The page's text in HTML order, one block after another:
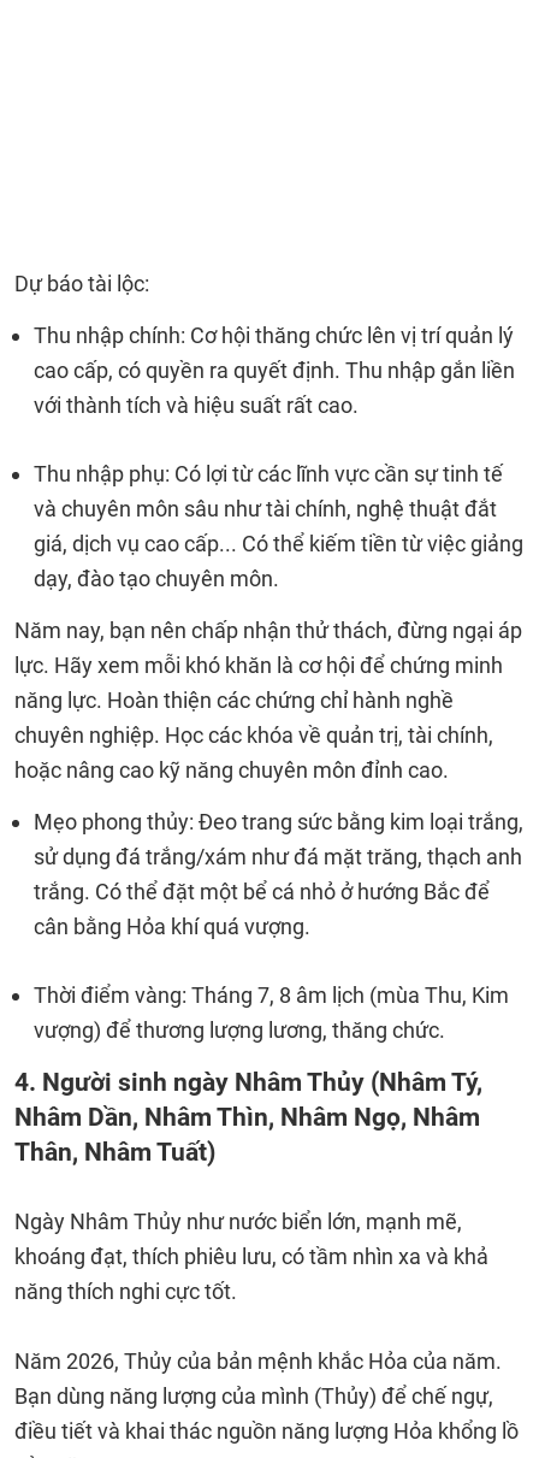
Dự báo tài lộc:
Thu nhập chính: Cơ hội thăng chức lên vị trí quản lý
cao cấp, có quyền ra quyết định. Thu nhập gắn liền
với thành tích và hiệu suất rất cao.
Thu nhập phụ: Có lợi từ các lĩnh vực cần sự tinh tế
và chuyên môn sâu như tài chính, nghệ thuật đắt
giá, dịch vụ cao cấp... Có thể kiếm tiền từ việc giảng
dạy, đào tạo chuyên môn.
Năm nay, bạn nên chấp nhận thử thách, đừng ngại áp
lực. Hãy xem mỗi khó khăn là cơ hội để chứng minh
năng lực. Hoàn thiện các chứng chỉ hành nghề
chuyên nghiệp. Học các khóa về quản trị, tài chính,
hoặc nâng cao kỹ năng chuyên môn đỉnh cao.
Mẹo phong thủy: Đeo trang sức bằng kim loại trắng,
sử dụng đá trắng/xám như đá mặt trăng, thạch anh
trắng. Có thể đặt một bể cá nhỏ ở hướng Bắc để
cân bằng Hỏa khí quá vượng.
Thời điểm vàng: Tháng 7, 8 âm lịch (mùa Thu, Kim
vượng) để thương lượng lương, thăng chức.
4. Người sinh ngày Nhâm Thủy (Nhâm Tý,
Nhâm Dần, Nhâm Thìn, Nhâm Ngọ, Nhâm
Thân, Nhâm Tuất)
Ngày Nhâm Thủy như nước biển lớn, mạnh mẽ,
khoáng đạt, thích phiêu lưu, có tầm nhìn xa và khả
năng thích nghi cực tốt.
Năm 2026, Thủy của bản mệnh khắc Hỏa của năm.
Bạn dùng năng lượng của mình (Thủy) để chế ngự,
điều tiết và khai thác nguồn năng lượng Hỏa khổng lồ